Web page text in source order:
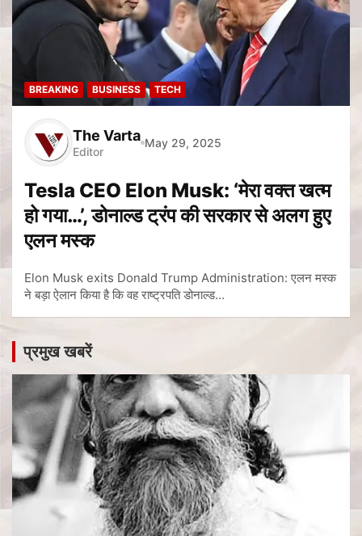
BREAKING BUSINESS TECH
The Varta
Editor
May 29, 2025
Tesla CEO Elon Musk: ‘मेरा वक्त खत्म
हो गया…’, डोनाल्ड ट्रंप की सरकार से अलग हुए
एलन मस्क
Elon Musk exits Donald Trump Administration: एलन मस्क
ने बड़ा ऐलान किया है कि वह राष्ट्रपति डोनाल्ड…
प्रमुख खबरें